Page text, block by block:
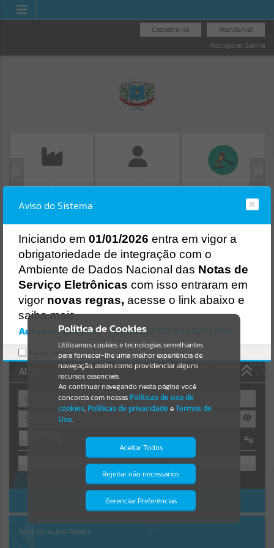
Atende.Net
Cadastre-se
Recuperar Senha
ISS/ALVARÁ
Resultados para""
Portais
Por favor, aguarde...
NOTÍCIAS
Por favor, aguarde...
Por favor, aguarde...
AUTOATENDIMENTO
OU
Cadastre-se|Recuperar Senha
ACESSAR SEM LOGIN
NOTA FISCAL ELETRÔNICA
Política de Cookies
Utilizamos cookies e tecnologias semelhantes
para fornecer-lhe uma melhor experiência de
navegação, assim como providenciar alguns
recursos essenciais.
Ao continuar navegando nesta página você
concorda com nossas Políticas de uso de
cookies, Políticas de privacidadeeTermos de
Uso.
Aceitar Todos
Rejeitar não necessários
Gerenciar Preferências
Isto significa que diversos recursos
providenciados poderão não estar
Aviso do Sistema
Iniciando em 01/01/2026 entra em vigor a
obrigatoriedade de integração com o
Ambiente de Dados Nacional das Notas de
Serviço Eletrônicas com isso entraram em
vigor novas regras, acesse o link abaixo e
saiba mais.
Autoatendimento - MUNICIPIO DE GUARACIABA
Marcar como lido.
Erro
Gerenciamento do Sistema
CÓDIGO DA MENSAGEM:
Ocorreu um erro de script:
Uncaught SyntaxError: Unexpected token '('
https://guaraciaba.atende.net/cidadao/pagina/static/bundle/wpo_in
dex_2_base_l2_portal_editores_sync_d9fb77cfd5741fafc9972edc7a6
41fea.js?v=83d4f602:47
Verificar Mais Detalhes